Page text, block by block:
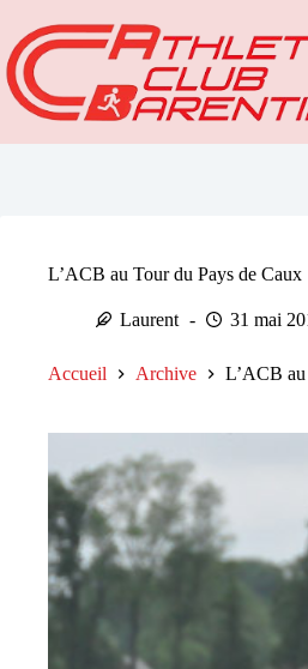
contenu
L’ACB au Tour du Pays de Caux
Laurent 31 mai
Accueil Archive L’ACB